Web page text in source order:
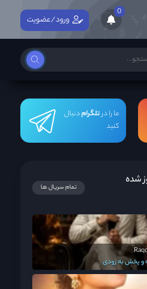
0
ورود/عضویت
ما را درتلگرامدنبال
کنید
شده تمام سریال ها
و پخش به زودی